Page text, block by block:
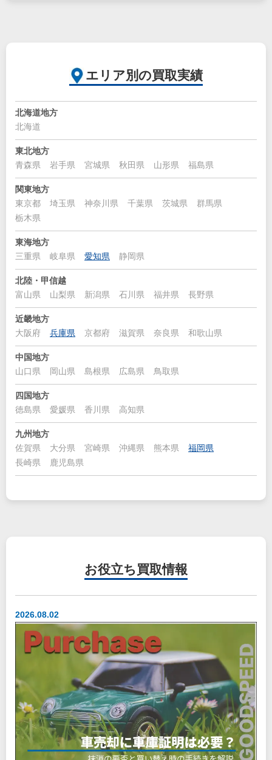
エリア別の買取実績
北海道地方
北海道
東北地方
青森県
岩手県 宮城県 秋田県 山形県 福島県
関東地方
東京都
埼玉県 神奈川県 千葉県 茨城県
群馬県
栃木県
東海地方
三重県
岐阜県 愛知県 静岡県
北陸・甲信越
富山県
山梨県 新潟県 石川県 福井県 長野県
近畿地方
大阪府
兵庫県 京都府 滋賀県 奈良県 和歌山県
中国地方
山口県
岡山県 島根県 広島県 鳥取県
四国地方
徳島県
愛媛県 香川県 高知県
九州地方
佐賀県
大分県 宮崎県 沖縄県 熊本県
福岡県
長崎県
鹿児島県
お役立ち 買取情報
2026.08.02